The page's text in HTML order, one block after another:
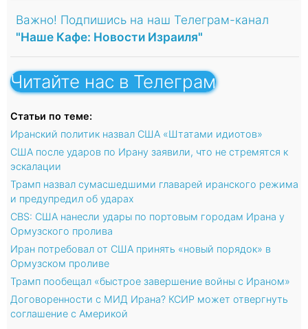
Важно! Подпишись на наш Телеграм-канал
"Наше Кафе: Новости Израиля"
Читайте нас в Телеграм
Статьи по теме:
Иранский политик назвал США «Штатами идиотов»
США после ударов по Ирану заявили, что не стремятся к
эскалации
Трамп назвал сумасшедшими главарей иранского режима
и предупредил об ударах
CBS: США нанесли удары по портовым городам Ирана у
Ормузского пролива
Иран потребовал от США принять «новый порядок» в
Ормузском проливе
Трамп пообещал «быстрое завершение войны с Ираном»
Договоренности с МИД Ирана? КСИР может отвергнуть
соглашение с Америкой